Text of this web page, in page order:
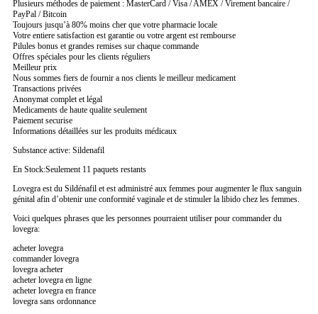
Plusieurs méthodes de paiement : MasterCard / Visa / AMEX / Virement bancaire /
PayPal / Bitcoin
Toujours jusqu’à 80% moins cher que votre pharmacie locale
Votre entiere satisfaction est garantie ou votre argent est rembourse
Pilules bonus et grandes remises sur chaque commande
Offres spéciales pour les clients réguliers
Meilleur prix
Nous sommes fiers de fournir a nos clients le meilleur medicament
Transactions privées
Anonymat complet et légal
Medicaments de haute qualite seulement
Paiement securise
Informations détaillées sur les produits médicaux
Substance active: Sildenafil
En Stock:Seulement 11 paquets restants
Lovegra est du Sildénafil et est administré aux femmes pour augmenter le flux sanguin
génital afin d’obtenir une conformité vaginale et de stimuler la libido chez les femmes.
Voici quelques phrases que les personnes pourraient utiliser pour commander du
lovegra:
acheter lovegra
commander lovegra
lovegra acheter
acheter lovegra en ligne
acheter lovegra en france
lovegra sans ordonnance